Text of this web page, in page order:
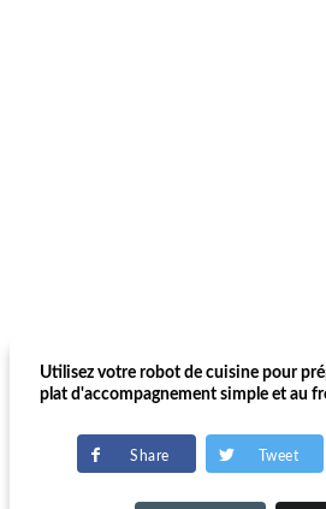
Utilisez votre robot de cuisine pour
plat d'accompagnement simple et au
Share Tweet